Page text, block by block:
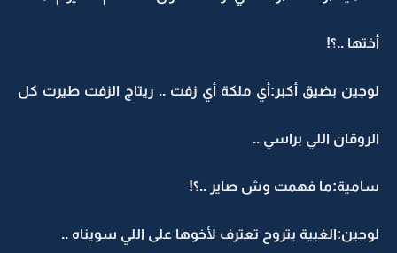
أختها ..؟!
لوجين بضيق أكبر:أي ملكة أي زفت .. ريتاج الزفت طيرت كل
الروقان اللي براسي ..
سامية:ما فهمت وش صاير ..؟!
لوجين:الغبية بتروح تعترف لأخوها على اللي سويناه ..